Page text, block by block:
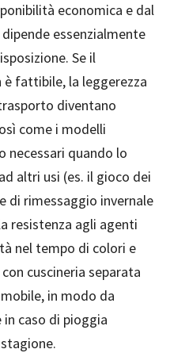
economica e dal
essenzialmente
Se il
fattibile, la leggerezza
diventano
come i modelli
necessari quando lo
altri usi (es. il gioco dei
di rimessaggio invernale
resistenza agli agenti
nel tempo di colori e
cuscineria separata
in modo da
caso di pioggia